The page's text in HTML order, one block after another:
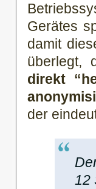
Gerätes
damit
überlegt,
direkt
der
12